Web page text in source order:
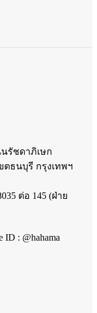
นรัชดาภิเษก
ธนบุรี กรุงเทพฯ
ต่อ 145 (ฝ่าย
ID : @hahama